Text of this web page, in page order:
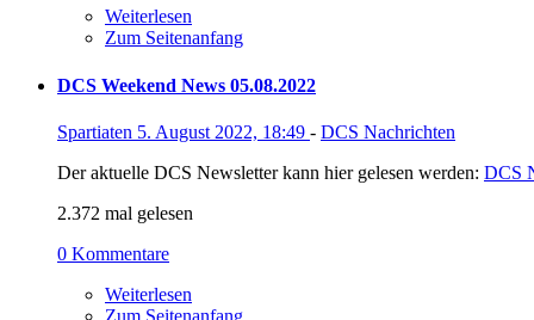
Weiterlesen
Zum Seitenanfang
DCS Weekend News 05.08.2022
Spartiaten 5. August 2022, 18:49 - DCS Nachrichten
Der aktuelle DCS Newsletter kann hier gelesen werden: DCS
2.372 mal gelesen
0 Kommentare
Weiterlesen
Zum Seitenanfang